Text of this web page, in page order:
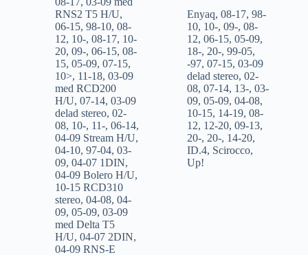
RNS2 T5 H/U,
06-15, 98-10, 08-
12, 10-, 08-17, 10-
20, 09-, 06-15, 08-
15, 05-09, 07-15,
10>, 11-18, 03-09
med RCD200
H/U, 07-14, 03-09
delad stereo, 02-
08, 10-, 11-, 06-14,
04-09 Stream H/U,
04-10, 97-04, 03-
09, 04-07 1DIN,
04-09 Bolero H/U,
10-15 RCD310
stereo, 04-08, 04-
09, 05-09, 03-09
med Delta T5
H/U, 04-07 2DIN,
04-09 RNS-E
Enyaq,08-17,98-
10, 10-,09-,08-
12,06-15,05-09,
18-, 20-,99-05,
-97,07-15,03-09
delad stereo,02-
08,07-14, 13-,03-
09,05-09,04-08,
10-15, 14-19,08-
12, 12-20,09-13,
20-, 20-, 14-20,
ID.4, Scirocco,
Up!